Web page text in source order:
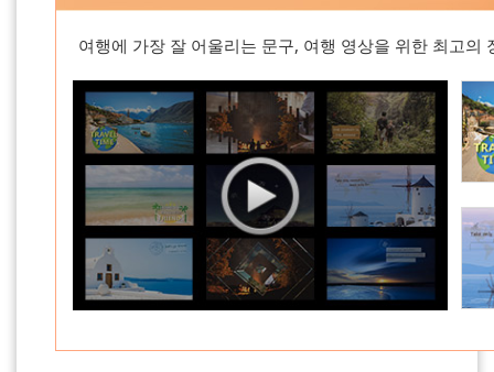
여행에 가장 잘 어울리는 문구, 여행 영상을 위한 최고의